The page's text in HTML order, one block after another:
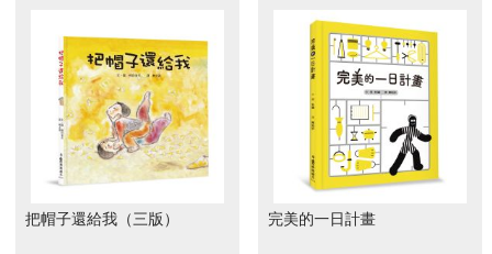
把帽子還給我（三版） 完美的一日計畫